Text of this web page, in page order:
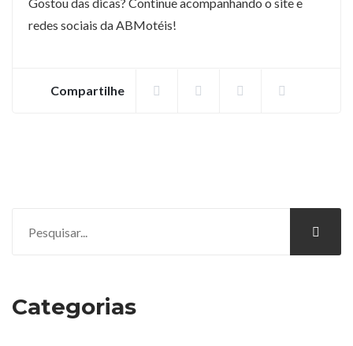
redes sociais da ABMotéis!
Compartilhe
Categorias